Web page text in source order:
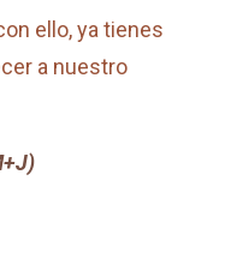
ello, ya tienes
a nuestro